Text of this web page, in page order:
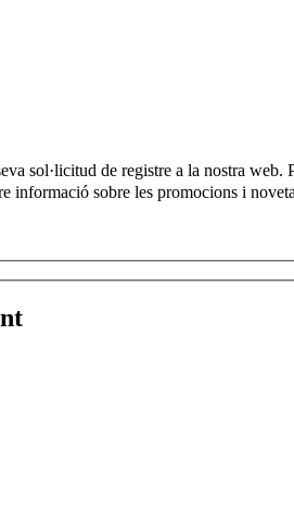
sol·licitud de registre a la nostra web.
informació sobre les promocions i